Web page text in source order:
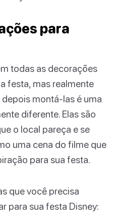
para
todas as decorações
festa, mas realmente
montá-las é uma
diferente. Elas são
o local pareça e se
uma cena do filme que
para sua festa.
que você precisa
para sua festa Disney: